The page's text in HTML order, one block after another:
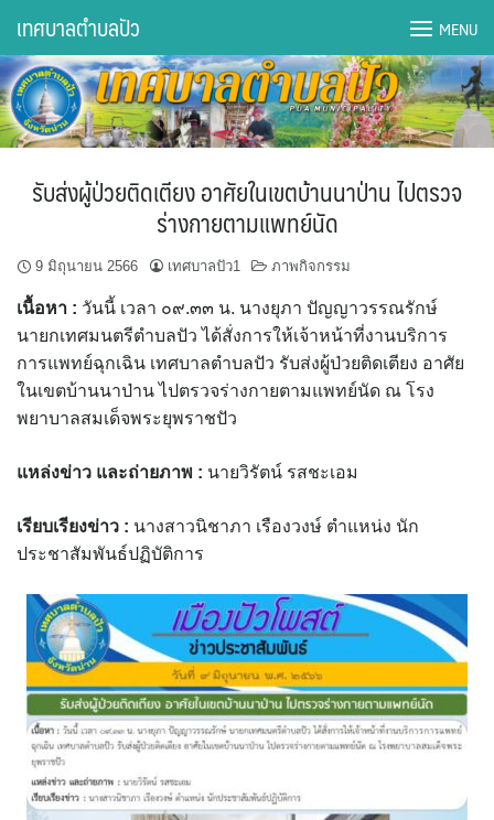
content
DWQA Ask Question
DWQA Questions
กองการศึกษา
กองคลัง
กองช่าง
กองยุทธศาสตร์และงบประมาณ
กองสาธารณสุขฯ
การเปิดเผยข้อมูลข่าวสารปี 2566 integrity transparency
assessment ITA2023
ข้อกำหนดการใช้งาน
ข้อมูลประชากร
ข้อมูลพื้นฐานของศูนย์บริการนักท่องเที่ยว เทศบาลตำบลปัว
ขั้นตอนการขอรับบริการ
งบแสดงฐานะการคลัง
เทศบาลตำบลปัว MENU
รับส่งผู้ป่วยติดเตียง อาศัยในเขตบ้านนาป่าน ไปตรวจ
ร่างกายตามแพทย์นัด
9 มิถุนายน 2566 เทศบาลปัว1 ภาพกิจกรรม
เนื้อหา : วันนี้ เวลา ๐๙.๓๓ น. นางยุภา ปัญญาวรรณรักษ์
นายกเทศมนตรีตำบลปัว ได้สั่งการให้เจ้าหน้าที่งานบริการ
การแพทย์ฉุกเฉิน เทศบาลตำบลปัว รับส่งผู้ป่วยติดเตียง อาศัย
ในเขตบ้านนาป่าน ไปตรวจร่างกายตามแพทย์นัด ณ โรง
พยาบาลสมเด็จพระยุพราชปัว
แหล่งข่าว และถ่ายภาพ : นายวิรัตน์ รสชะเอม
เรียบเรียงข่าว : นางสาวนิชาภา เรืองวงษ์ ตำแหน่ง นัก
ประชาสัมพันธ์ปฏิบัติการ